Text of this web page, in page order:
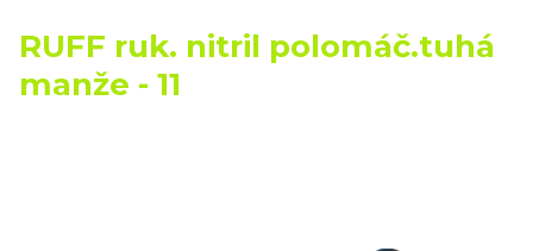
RUFF ruk. nitril polomáč.tuhá
manže - 11